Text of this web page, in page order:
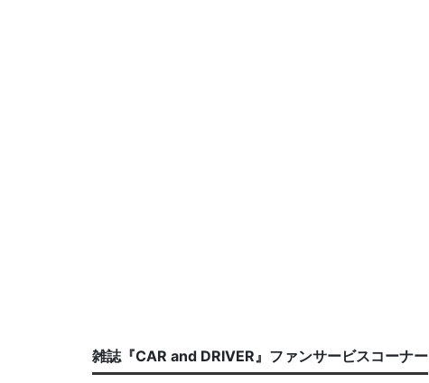
雑誌『CAR and DRIVER』ファンサービスコーナー